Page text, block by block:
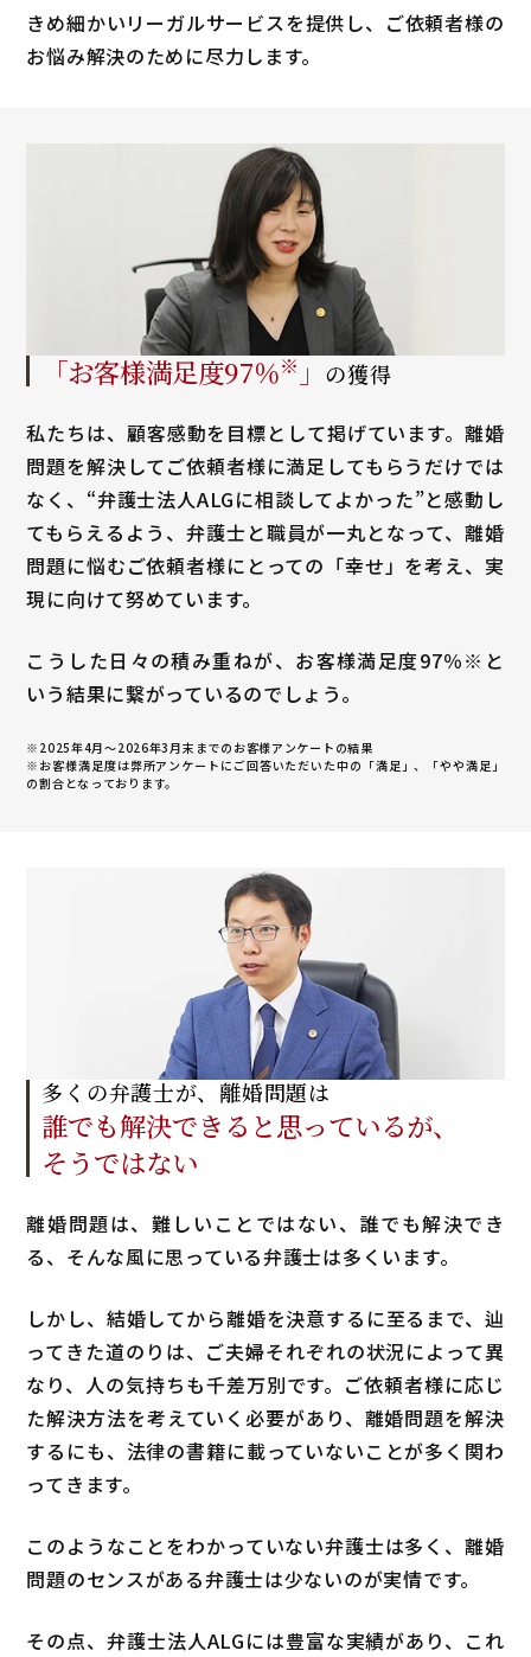
きめ細かいリーガルサービスを提供し、ご依頼者様の
お悩み解決のために尽力します。
「お客様満足度97％※ 」 の獲得
私たちは、顧客感動を目標として掲げています。離婚
問題を解決してご依頼者様に満足してもらうだけでは
なく、“弁護士法人ALGに相談してよかった”と感動し
てもらえるよう、弁護士と職員が一丸となって、離婚
問題に悩むご依頼者様にとっての「幸せ」を考え、実
現に向けて努めています。
こうした日々の積み重ねが、お客様満足度97％※と
いう結果に繋がっているのでしょう。
※2025年4月～2026年3月末までのお客様アンケートの結果
※お客様満足度は弊所アンケートにご回答いただいた中の「満足」、「やや満足」
の割合となっております。
多くの弁護士が、離婚問題は
誰でも解決できると思っているが、
そうではない
離婚問題は、難しいことではない、誰でも解決でき
る、そんな風に思っている弁護士は多くいます。
しかし、結婚してから離婚を決意するに至るまで、辿
ってきた道のりは、ご夫婦それぞれの状況によって異
なり、人の気持ちも千差万別です。ご依頼者様に応じ
た解決方法を考えていく必要があり、離婚問題を解決
するにも、法律の書籍に載っていないことが多く関わ
ってきます。
このようなことをわかっていない弁護士は多く、離婚
問題のセンスがある弁護士は少ないのが実情です。
その点、弁護士法人ALGには豊富な実績があり、これ